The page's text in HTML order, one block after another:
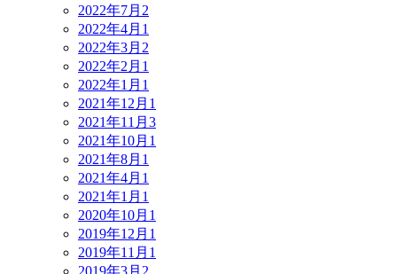
2022年7月 2
2022年4月 1
2022年3月 2
2022年2月 1
2022年1月 1
2021年12月 1
2021年11月 3
2021年10月 1
2021年8月 1
2021年4月 1
2021年1月 1
2020年10月 1
2019年12月 1
2019年11月 1
2019年3月 2